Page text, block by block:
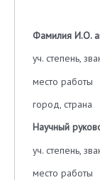
Фамилия И.О.
уч. степень,
место работы
город, страна
Научный
уч. степень,
место работы